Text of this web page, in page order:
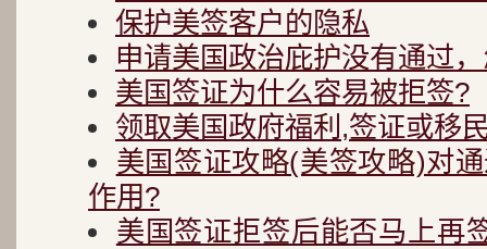
保护美签客户的隐私
申请美国政治庇护没有通过
美国签证为什么容易被拒签?
领取美国政府福利,签证或移
美国签证攻略(美签攻略)对
作用?
美国签证拒签后能否马上再